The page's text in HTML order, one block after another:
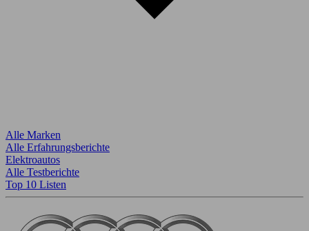
Alle Marken
Alle Erfahrungsberichte
Elektroautos
Alle Testberichte
Top 10 Listen